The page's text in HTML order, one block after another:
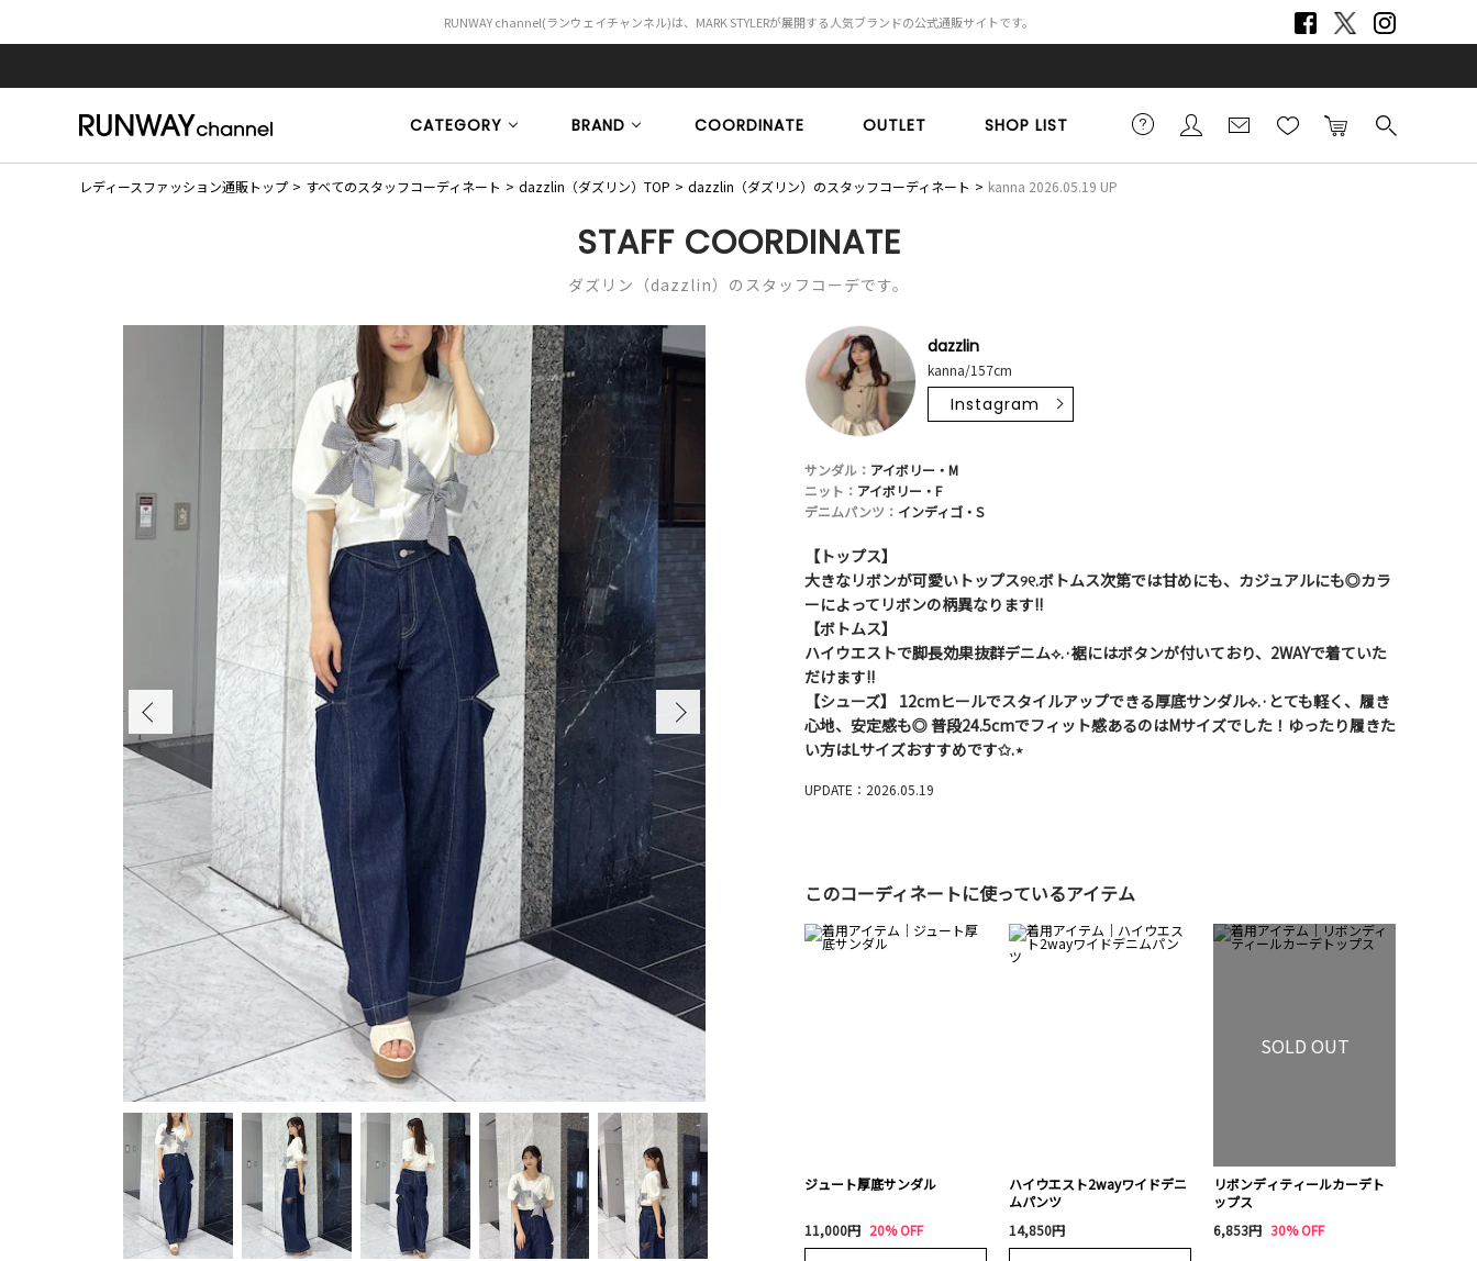
RUNWAY channel(ランウェイチャンネル)は、MARK STYLERが展開する人気ブランドの公式通販サイトです。
CATEGORY BRAND COORDINATE OUTLET SHOP LIST
レディースファッション通販トップ すべてのスタッフコーディネート dazzlin（ダズリン）TOP dazzlin（ダズリン）のスタッフコーディネート kanna 2026.05.19 UP
STAFF COORDINATE
ダズリン（dazzlin）のスタッフコーデです。
dazzlin
kanna/157cm
Instagram
サンダル： アイボリー・M
ニット： アイボリー・F
デニムパンツ： インディゴ・S
【トップス】
大きなリボンが可愛いトップス୨୧.ボトムス次第では甘めにも、カジュアルにも◎カラ
ーによってリボンの柄異なります!!
【ボトムス】
ハイウエストで脚長効果抜群デニム⟡.·裾にはボタンが付いており、2WAYで着ていた
だけます!!
【シューズ】 12cmヒールでスタイルアップできる厚底サンダル⟡.·とても軽く、履き
心地、安定感も◎ 普段24.5cmでフィット感あるのはMサイズでした！ゆったり履きた
い方はLサイズおすすめです✩.⋆
UPDATE：2026.05.19
このコーディネートに使っているアイテム
ジュート厚底サンダル
11,000円 20% OFF
ハイウエスト2wayワイドデニ
ムパンツ
14,850円
SOLD OUT
リボンディティールカーデト
ップス
6,853円 30% OFF